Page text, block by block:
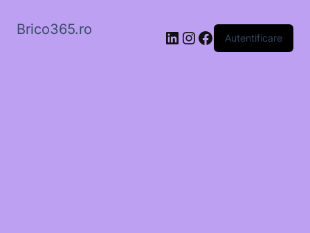
Brico365.ro LinkedIn
Instagram
Facebook
Autentificare